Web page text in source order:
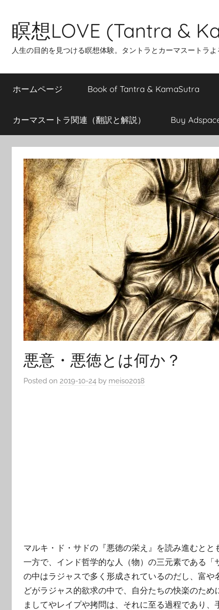
content
瞑想LOVE (Tantra &
人生の目的を見つける瞑想体験。タントラとカーマスートラ
ホームページ Book of Tantra & KamaSutra
カーマスートラ関連（翻訳と解説） Buy
悪意・悪徳とは何か？
Posted on 2019-10-24 by meiso2018
マルキ・ド・サドの『悪徳の栄え』を読み進むとと
一方で、インド哲学的な人（物）の三元素である
の中はラジャスで多く形成されているのだし、富
どがラジャス的欲求の中で、自分たちの快楽のた
ましてやレイプや拷問は、それに至る過程であり、